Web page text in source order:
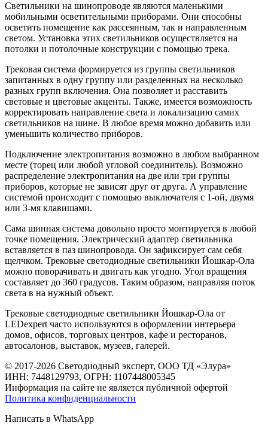
Светильники на шинопроводе являются маленькими
мобильными осветительными приборами. Они способны
осветить помещение как рассеянным, так и направленным
светом. Установка этих светильников осуществляется на
потолки и потолочные конструкции с помощью трека.
Трековая система формируется из группы светильников
запитанных в одну группу или разделенных на несколько
разных групп включения. Она позволяет и расставить
световые и цветовые акценты. Также, имеется возможность
корректировать направление света и локализацию самих
светильников на шине. В любое время можно добавить или
уменьшить количество приборов.
Подключение электропитания возможно в любом выбранном
месте (торец или любой угловой соединитель). Возможно
распределение электропитания на две или три группы
приборов, которые не зависят друг от друга. А управление
системой происходит с помощью выключателя с 1-ой, двумя
или 3-мя клавишами.
Сама шинная система довольно просто монтируется в любой
точке помещения. Электрический адаптер светильника
вставляется в паз шинопровода. Он зафиксирует сам себя
щелчком. Трековые светодиодные светильники Йошкар-Ола
можно поворачивать и двигать как угодно. Угол вращения
составляет до 360 градусов. Таким образом, направляя поток
света в на нужный объект.
Трековые светодиодные светильники Йошкар-Ола от
LEDexpert часто используются в оформлении интерьера
домов, офисов, торговых центров, кафе и ресторанов,
автосалонов, выставок, музеев, галерей.
© 2017-2026 Светодиодный эксперт, ООО ТД «Элура»
ИНН: 7448129793, ОГРН: 1107448005345
Информация на сайте не является публичной офертой
Политика конфиденциальности
Написать в WhatsApp